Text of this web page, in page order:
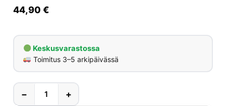
44,90 €
Keskusvarastossa
Toimitus 3–5 arkipäivässä
− +